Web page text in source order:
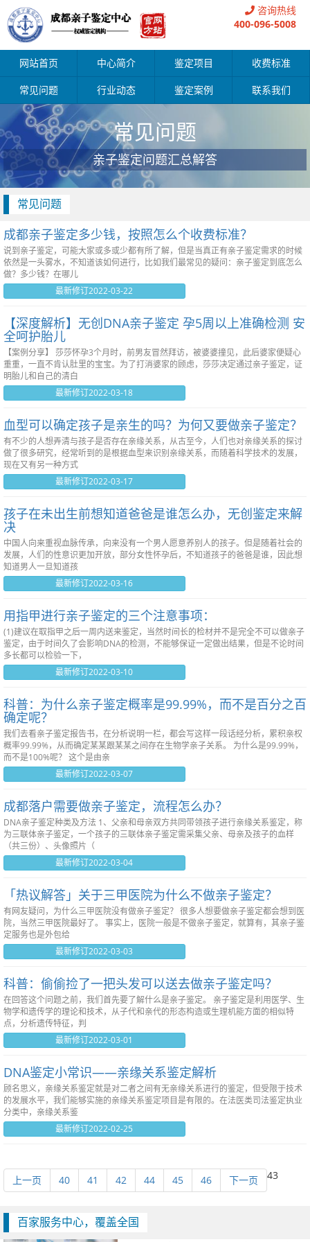
咨询热线
400-096-5008
网站首页 中心简介 鉴定项目 收费标准
常见问题 行业动态 鉴定案例 联系我们
常见问题
亲子鉴定问题汇总解答
常见问题
成都亲子鉴定多少钱，按照怎么个收费标准？
说到亲子鉴定，可能大家或多或少都有所了解，但是当真正有亲子鉴定需求的时候
依然是一头雾水，不知道该如何进行，比如我们最常见的疑问：亲子鉴定到底怎么
做？多少钱？在哪儿
最新修订2022-03-22
【深度解析】无创DNA亲子鉴定 孕5周以上准确检测 安
全呵护胎儿
【案例分享】 莎莎怀孕3个月时，前男友冒然拜访，被婆婆撞见，此后婆家便疑心
重重，一直不肯认肚里的宝宝。为了打消婆家的顾虑，莎莎决定通过亲子鉴定，证
明胎儿和自己的清白
最新修订2022-03-18
血型可以确定孩子是亲生的吗？为何又要做亲子鉴定？
有不少的人想弄清与孩子是否存在亲缘关系，从古至今，人们也对亲缘关系的探讨
做了很多研究，经常听到的是根据血型来识别亲缘关系，而随着科学技术的发展，
现在又有另一种方式
最新修订2022-03-17
孩子在未出生前想知道爸爸是谁怎么办，无创鉴定来解
决
中国人向来重视血脉传承，向来没有一个男人愿意养别人的孩子。但是随着社会的
发展，人们的性意识更加开放，部分女性怀孕后，不知道孩子的爸爸是谁，因此想
知道男人一旦知道孩
最新修订2022-03-16
用指甲进行亲子鉴定的三个注意事项：
(1)建议在取指甲之后一周内送来鉴定，当然时间长的检材并不是完全不可以做亲子
鉴定，由于时间久了会影响DNA的检测，不能够保证一定做出结果，但是不论时间
多长都可以检验一下，
最新修订2022-03-10
科普：为什么亲子鉴定概率是99.99%，而不是百分之百
确定呢？
我们去看亲子鉴定报告书，在分析说明一栏，都会写这样一段话经分析，累积亲权
概率99.99%，从而确定某某跟某某之间存在生物学亲子关系。 为什么是99.99%，
而不是100%呢？ 这个是由亲
最新修订2022-03-07
成都落户需要做亲子鉴定，流程怎么办？
DNA亲子鉴定种类及方法 1、父亲和母亲双方共同带领孩子进行亲缘关系鉴定，称
为三联体亲子鉴定，一个孩子的三联体亲子鉴定需采集父亲、母亲及孩子的血样
（共三份）、头像照片（
最新修订2022-03-04
「热议解答」关于三甲医院为什么不做亲子鉴定？
有网友疑问，为什么三甲医院没有做亲子鉴定？ 很多人想要做亲子鉴定都会想到医
院，当然三甲医院最好了。 事实上，医院一般是不做亲子鉴定，就算有，其亲子鉴
定服务也是外包给
最新修订2022-03-03
科普：偷偷捡了一把头发可以送去做亲子鉴定吗？
在回答这个问题之前，我们首先要了解什么是亲子鉴定。 亲子鉴定是利用医学、生
物学和遗传学的理论和技术，从子代和亲代的形态构造或生理机能方面的相似特
点，分析遗传特征，判
最新修订2022-03-01
DNA鉴定小常识——亲缘关系鉴定解析
顾名思义，亲缘关系鉴定就是对二者之间有无亲缘关系进行的鉴定，但受限于技术
的发展水平，我们能够实施的亲缘关系鉴定项目是有限的。在法医类司法鉴定执业
分类中，亲缘关系鉴
最新修订2022-02-25
上一页 40 41 42 43
44 45 46 下一页
百家服务中心，覆盖全国